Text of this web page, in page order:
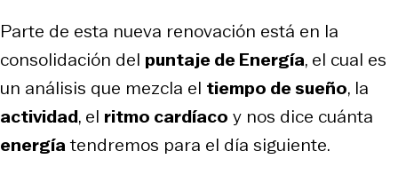
Parte de esta nueva renovación está en la
consolidación del puntaje de Energía, el cual es
un análisis que mezcla el tiempo de sueño, la
actividad, el ritmo cardíaco y nos dice cuánta
energíatendremos para el día siguiente.